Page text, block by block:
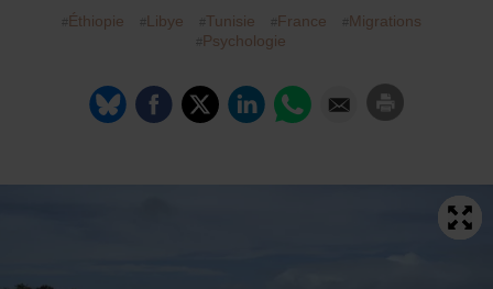
Éthiopie Libye Tunisie France
Migrations
Psychologie